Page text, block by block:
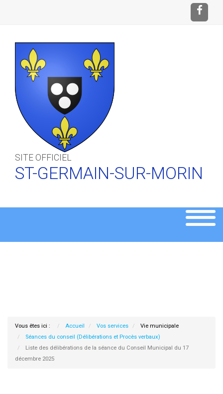
SITE OFFICIEL
ST-GERMAIN-SUR-MORIN
Vous êtes ici : Accueil Vos services
Vie municipale
Séances du conseil (Délibérations et Procès verbaux)
Liste des délibérations de la séance du Conseil Municipal du 17
décembre 2025